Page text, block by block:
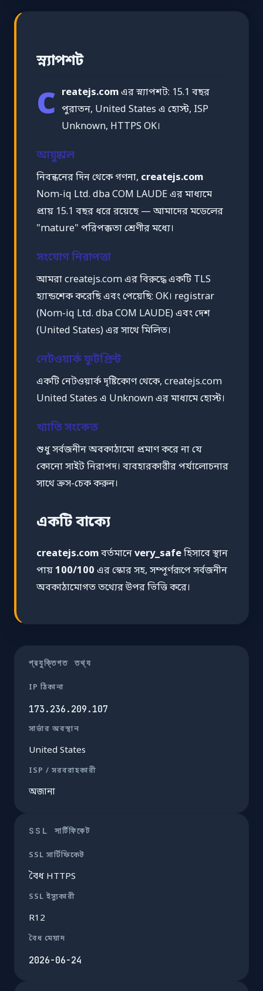
স্ন্যাপশট
c reatejs.comএর স্ন্যাপশট: 15.1 বছর
পুরাতন, United States এ হোস্ট, ISP
Unknown, HTTPS OK।
আয়ুষ্কাল
নিবন্ধনের দিন থেকে গণনা, createjs.com
Nom-iq Ltd. dba COM LAUDE এর মাধ্যমে
প্রায় 15.1 বছর ধরে রয়েছে — আমাদের মডেলের
"mature" পরিপক্কতা শ্রেণীর মধ্যে।
সংযোগ নিরাপত্তা
আমরা createjs.com এর বিরুদ্ধে একটি TLS
হ্যান্ডশেক করেছি এবং পেয়েছি: OK। registrar
(Nom-iq Ltd. dba COM LAUDE) এবং দেশ
(United States) এর সাথে মিলিত।
নেটওয়ার্ক ফুটপ্রিন্ট
একটি নেটওয়ার্ক দৃষ্টিকোণ থেকে, createjs.com
United States এ Unknown এর মাধ্যমে হোস্ট।
খ্যাতি সংকেত
শুধু সর্বজনীন অবকাঠামো প্রমাণ করে না যে
কোনো সাইট নিরাপদ। ব্যবহারকারীর পর্যালোচনার
সাথে ক্রস-চেক করুন।
একটি বাক্যে
createjs.comবর্তমানেvery_safeহিসাবে স্থান
পায়100/100 এর স্কোর সহ, সম্পূর্ণরূপে সর্বজনীন
অবকাঠামোগত তথ্যের উপর ভিত্তি করে।
প্রযুক্তিগত তথ্য
IP ঠিকানা
173.236.209.107
সার্ভার অবস্থান
United States
ISP / সরবরাহকারী
অজানা
SSL সার্টিফিকেট
SSL সার্টিফিকেট
বৈধ HTTPS
SSL ইস্যুকারী
R12
বৈধ মেয়াদ
2026-06-24